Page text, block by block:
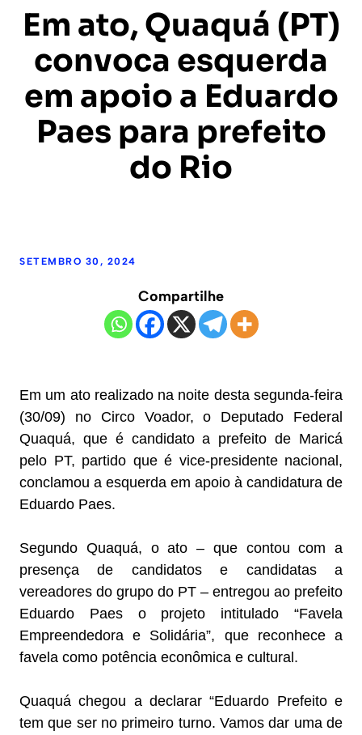
Em ato, Quaquá (PT)
convoca esquerda
em apoio a Eduardo
Paes para prefeito
do Rio
SETEMBRO 30, 2024
Compartilhe
Em um ato realizado na noite desta segunda-feira
(30/09) no Circo Voador, o Deputado Federal
Quaquá, que é candidato a prefeito de Maricá
pelo PT, partido que é vice-presidente nacional,
conclamou a esquerda em apoio à candidatura de
Eduardo Paes.
Segundo Quaquá, o ato – que contou com a
presença de candidatos e candidatas a
vereadores do grupo do PT – entregou ao prefeito
Eduardo Paes o projeto intitulado “Favela
Empreendedora e Solidária”, que reconhece a
favela como potência econômica e cultural.
Quaquá chegou a declarar “Eduardo Prefeito e
tem que ser no primeiro turno. Vamos dar uma de